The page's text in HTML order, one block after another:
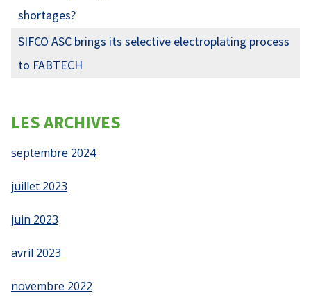
shortages?
SIFCO ASC brings its selective electroplating process
to FABTECH
LES ARCHIVES
septembre 2024
juillet 2023
juin 2023
avril 2023
novembre 2022